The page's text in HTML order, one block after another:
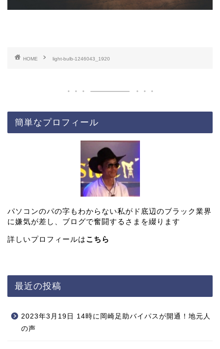
HOME light-bulb-1246043_1920
簡単なプロフィール
パソコンのパの字もわからない私がド底辺のブラック業界
に嫌気が差し、ブログで奮闘するさまを綴ります
詳しいプロフィールはこちら
最近の投稿
2023年3月19日 14時に岡崎足助バイパスが開通！地元人
の声